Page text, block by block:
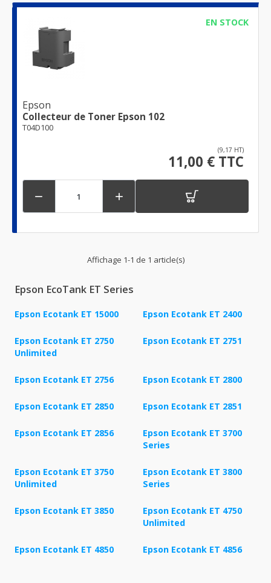
EN STOCK
Epson
Collecteur de Toner Epson 102
T04D100
(9,17 HT)
11,00 € TTC
 
Affichage 1-1 de 1 article(s)
Epson EcoTank ET Series
Epson Ecotank ET 15000 Epson Ecotank ET 2400
Epson Ecotank ET 2750
Unlimited
Epson Ecotank ET 2751
Epson Ecotank ET 2756 Epson Ecotank ET 2800
Epson Ecotank ET 2850 Epson Ecotank ET 2851
Epson Ecotank ET 2856
Epson Ecotank ET 3700
Series
Epson Ecotank ET 3750
Unlimited
Epson Ecotank ET 3800
Series
Epson Ecotank ET 3850
Epson Ecotank ET 4750
Unlimited
Epson Ecotank ET 4850 Epson Ecotank ET 4856